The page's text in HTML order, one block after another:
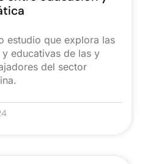
estudio que explora las
educativas de las y
del sector